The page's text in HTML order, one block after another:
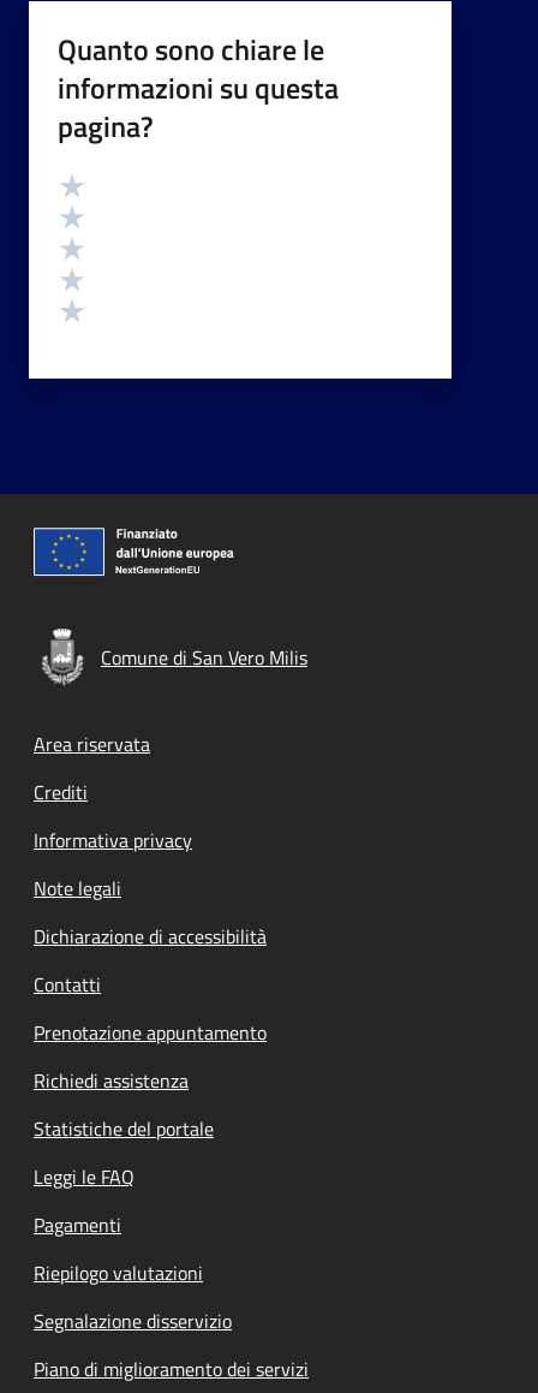
Quanto sono chiare le
informazioni su questa
pagina?
Valutazione
Comune di San Vero Milis
Footer menu
Area riservata
Crediti
Informativa privacy
Note legali
Dichiarazione di accessibilità
Contatti
Prenotazione appuntamento
Richiedi assistenza
Statistiche del portale
Leggi le FAQ
Pagamenti
Riepilogo valutazioni
Segnalazione disservizio
Piano di miglioramento dei servizi